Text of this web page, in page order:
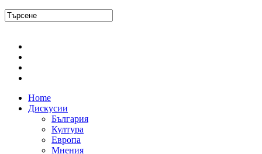
Home
Дискусии
България
Култура
Европа
Мнения